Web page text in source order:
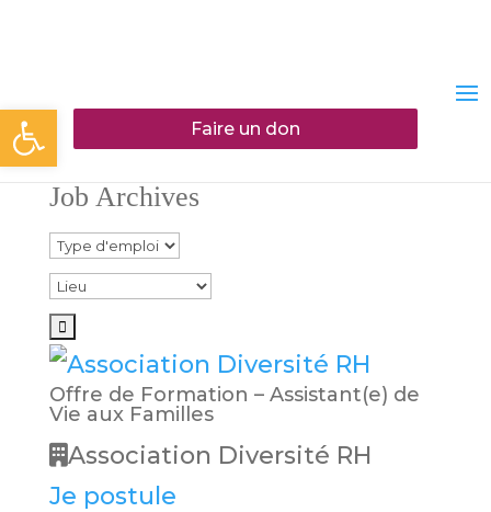
Ouvrir la barre d’outils
Faire un don
Job Archives
Offre de Formation – Assistant(e) de
Vie aux Familles
Association Diversité RH
Je postule